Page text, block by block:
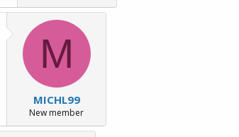
M
MICHL99
New member